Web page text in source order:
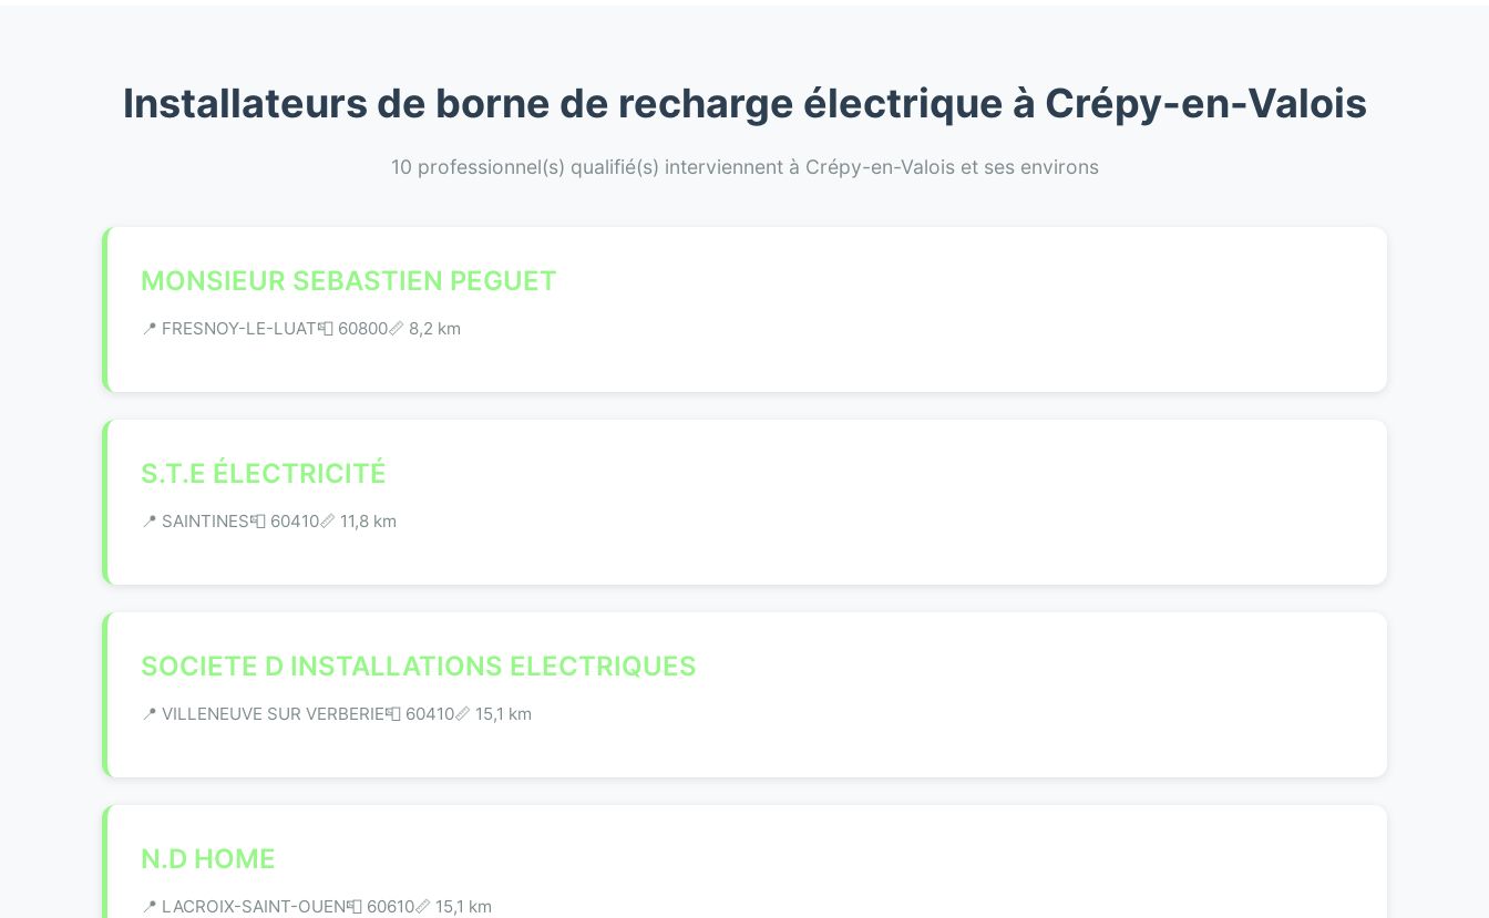
Installateurs de borne de recharge électrique à Crépy-en-Valois
10 professionnel(s) qualifié(s) interviennent à Crépy-en-Valois et ses environs
MONSIEUR SEBASTIEN PEGUET
📍 FRESNOY-LE-LUAT📮 60800📏 8,2 km
S.T.E ÉLECTRICITÉ
📍 SAINTINES📮 60410📏 11,8 km
SOCIETE D INSTALLATIONS ELECTRIQUES
📍 VILLENEUVE SUR VERBERIE📮 60410📏 15,1 km
N.D HOME
📍 LACROIX-SAINT-OUEN📮 60610📏 15,1 km